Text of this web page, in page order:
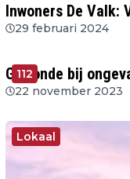
Inwoners De Valk:
29 februari 2024
112
Gewonde bij
22 november 2023
Lokaal